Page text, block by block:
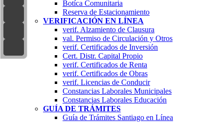
Botíca Comunitaria
Reserva de Estacionamiento
VERIFICACIÓN EN LÍNEA
verif. Alzamiento de Clausura
val. Permiso de Circulación y Otros
verif. Certificados de Inversión
Cert. Distr. Capital Propio
verif. Certificados de Renta
verif. Certificados de Obras
verif. Licencias de Conducir
Constancias Laborales Municipales
Constancias Laborales Educación
GUÍA DE TRÁMITES
Guía de Trámites Santiago en Línea